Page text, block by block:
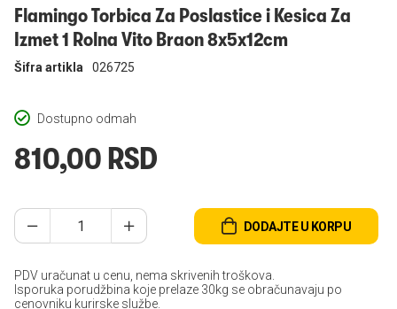
Flamingo Torbica Za Poslastice i Kesica Za
Izmet 1 Rolna Vito Braon 8x5x12cm
Dostupno odmah
Šifra artikla 026725
810,00 RSD
DODAJTE U KORPU
PDV uračunat u cenu, nema skrivenih troškova.
Isporuka porudžbina koje prelaze 30kg se obračunavaju po
cenovniku kurirske službe.